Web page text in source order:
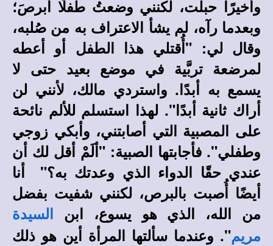
وأخيرًا حبلت، لكنني وضعتُ طفلًا أبرصَ؛
وبعدما رآه، لم يشأ الاعتراف به من صُلبه،
وقال لي: "أُقتلي هذا الطفل أو أعطه
لمرضعة تربَّية في موضع بعيد حتى لا
يسمع به أبدًا. واستردي مالك، لأنني لن
أراك ثانية أبدًا". لهذا استسلم للألم نائحة
على المصبية التي أصابتني، وأبكي زوجي
وطفلي". فأجابتها الصبية: "ألَمْ أقل لك أن
عندي حقًا الدواء الذي وعدتك به؟" أنا
أيضًا أُصبت بالبرص، لكنني شفيت بفضل
من الله، الذي هو يسوع، ابن
السيدة
مريم". وعندما سألتها المرأة أين هو ذلك